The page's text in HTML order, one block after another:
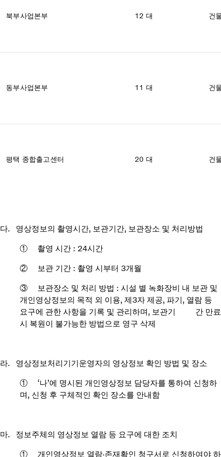
북부사업본부 12 대 건
동부사업본부 11 대 건
평택 종합출고센터 20 대 건
다. 영상정보의 촬영시간, 보관기간, 보관장소 및 처리방법
① 촬영 시간 : 24시간
② 보관 기간 : 촬영 시부터 3개월
③ 보관장소 및 처리 방법 : 시설 별 녹화장비 내 보관 및
개인영상정보의 목적 외 이용, 제3자 제공, 파기, 열람 등
요구에 관한 사항을 기록 및 관리하며, 보관기 간 만료
시 복원이 불가능한 방법으로 영구 삭제
라. 영상정보처리기기운영자의 영상정보 확인 방법 및 장소
① ‘나’에 명시된 개인영상정보 담당자를 통하여 신청하
며, 신청 후 구체적인 확인 장소를 안내함
마. 정보주체의 영상정보 열람 등 요구에 대한 조치
① 개인영상정보 열람·존재확인 청구서로 신청하여야 하